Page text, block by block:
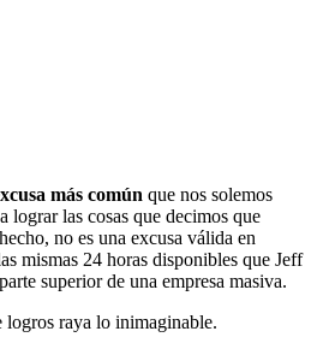
más común que nos solemos
lograr las cosas que decimos que
no es una excusa válida en
mismas 24 horas disponibles que Jeff
superior de una empresa masiva.
raya lo inimaginable.